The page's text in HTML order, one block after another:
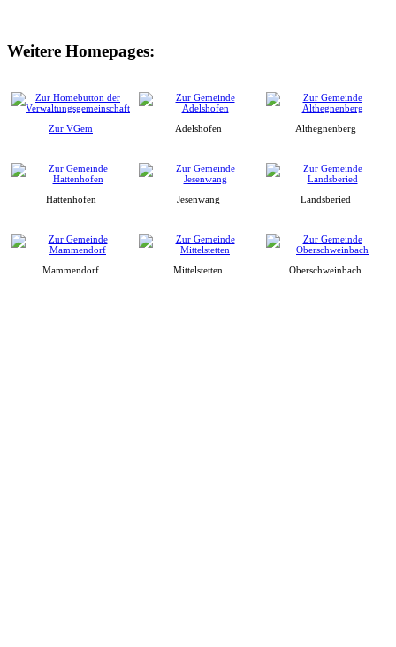
Weitere Homepages:
Zur VGem Adelshofen Althegnenberg
Hattenhofen Jesenwang Landsberied
Mammendorf Mittelstetten Oberschweinbach